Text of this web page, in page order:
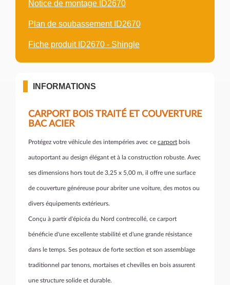
Notice de montage ID2670
Plan de soubassement ID2670
Fiche produit ID2670 - Shingle
INFORMATIONS
CARPORT BOIS TRAITÉ ET COUVERTURE
BAC ACIER
Protégez votre véhicule des intempéries avec ce carport bois
autoportant au design élégant et à la construction robuste. Avec
ses dimensions hors tout de 3,25 x 5,00 m, il offre une surface
de couverture généreuse pour abriter une voiture, des motos ou
divers équipements extérieurs.
Conçu à partir d'épicéa du Nord contrecollé, ce carport
bénéficie d'une excellente stabilité et d'une grande résistance
dans le temps. Ses poteaux de forte section et son assemblage
traditionnel par tenons, mortaises et chevilles en bois assurent
une structure solide et durable.